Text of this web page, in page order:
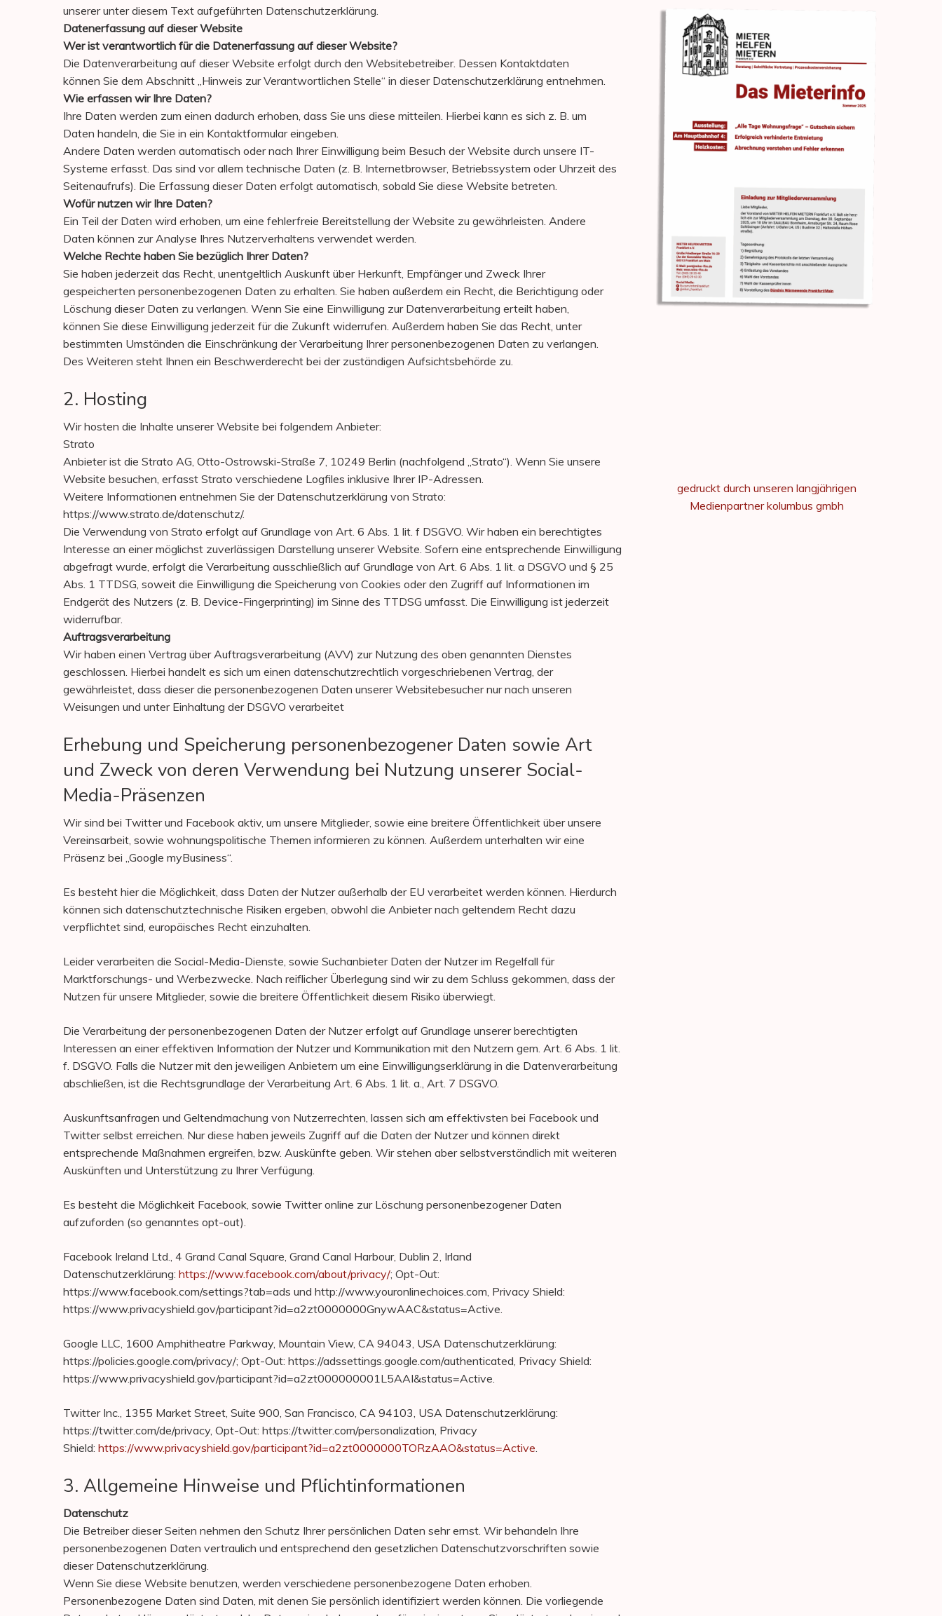
unserer unter diesem Text aufgeführten Datenschutzerklärung.
Datenerfassung auf dieser Website
Wer ist verantwortlich für die Datenerfassung auf dieser Website?
Die Datenverarbeitung auf dieser Website erfolgt durch den Websitebetreiber. Dessen Kontaktdaten
können Sie dem Abschnitt „Hinweis zur Verantwortlichen Stelle“ in dieser Datenschutzerklärung entnehmen.
Wie erfassen wir Ihre Daten?
Ihre Daten werden zum einen dadurch erhoben, dass Sie uns diese mitteilen. Hierbei kann es sich z. B. um
Daten handeln, die Sie in ein Kontaktformular eingeben.
Andere Daten werden automatisch oder nach Ihrer Einwilligung beim Besuch der Website durch unsere IT-
Systeme erfasst. Das sind vor allem technische Daten (z. B. Internetbrowser, Betriebssystem oder Uhrzeit des
Seitenaufrufs). Die Erfassung dieser Daten erfolgt automatisch, sobald Sie diese Website betreten.
Wofür nutzen wir Ihre Daten?
Ein Teil der Daten wird erhoben, um eine fehlerfreie Bereitstellung der Website zu gewährleisten. Andere
Daten können zur Analyse Ihres Nutzerverhaltens verwendet werden.
Welche Rechte haben Sie bezüglich Ihrer Daten?
Sie haben jederzeit das Recht, unentgeltlich Auskunft über Herkunft, Empfänger und Zweck Ihrer
gespeicherten personenbezogenen Daten zu erhalten. Sie haben außerdem ein Recht, die Berichtigung oder
Löschung dieser Daten zu verlangen. Wenn Sie eine Einwilligung zur Datenverarbeitung erteilt haben,
können Sie diese Einwilligung jederzeit für die Zukunft widerrufen. Außerdem haben Sie das Recht, unter
bestimmten Umständen die Einschränkung der Verarbeitung Ihrer personenbezogenen Daten zu verlangen.
Des Weiteren steht Ihnen ein Beschwerderecht bei der zuständigen Aufsichtsbehörde zu.
2. Hosting
Wir hosten die Inhalte unserer Website bei folgendem Anbieter:
Strato
Anbieter ist die Strato AG, Otto-Ostrowski-Straße 7, 10249 Berlin (nachfolgend „Strato“). Wenn Sie unsere
Website besuchen, erfasst Strato verschiedene Logfiles inklusive Ihrer IP-Adressen.
Weitere Informationen entnehmen Sie der Datenschutzerklärung von Strato:
https://www.strato.de/datenschutz/.
Die Verwendung von Strato erfolgt auf Grundlage von Art. 6 Abs. 1 lit. f DSGVO. Wir haben ein berechtigtes
Interesse an einer möglichst zuverlässigen Darstellung unserer Website. Sofern eine entsprechende Einwilligung
abgefragt wurde, erfolgt die Verarbeitung ausschließlich auf Grundlage von Art. 6 Abs. 1 lit. a DSGVO und § 25
Abs. 1 TTDSG, soweit die Einwilligung die Speicherung von Cookies oder den Zugriff auf Informationen im
Endgerät des Nutzers (z. B. Device-Fingerprinting) im Sinne des TTDSG umfasst. Die Einwilligung ist jederzeit
widerrufbar.
Auftragsverarbeitung
Wir haben einen Vertrag über Auftragsverarbeitung (AVV) zur Nutzung des oben genannten Dienstes
geschlossen. Hierbei handelt es sich um einen datenschutzrechtlich vorgeschriebenen Vertrag, der
gewährleistet, dass dieser die personenbezogenen Daten unserer Websitebesucher nur nach unseren
Weisungen und unter Einhaltung der DSGVO verarbeitet
Erhebung und Speicherung personenbezogener Daten sowie Art
und Zweck von deren Verwendung bei Nutzung unserer Social-
Media-Präsenzen
Wir sind bei Twitter und Facebook aktiv, um unsere Mitglieder, sowie eine breitere Öffentlichkeit über unsere
Vereinsarbeit, sowie wohnungspolitische Themen informieren zu können. Außerdem unterhalten wir eine
Präsenz bei „Google myBusiness“.
Es besteht hier die Möglichkeit, dass Daten der Nutzer außerhalb der EU verarbeitet werden können. Hierdurch
können sich datenschutztechnische Risiken ergeben, obwohl die Anbieter nach geltendem Recht dazu
verpflichtet sind, europäisches Recht einzuhalten.
Leider verarbeiten die Social-Media-Dienste, sowie Suchanbieter Daten der Nutzer im Regelfall für
Marktforschungs- und Werbezwecke. Nach reiflicher Überlegung sind wir zu dem Schluss gekommen, dass der
Nutzen für unsere Mitglieder, sowie die breitere Öffentlichkeit diesem Risiko überwiegt.
Die Verarbeitung der personenbezogenen Daten der Nutzer erfolgt auf Grundlage unserer berechtigten
Interessen an einer effektiven Information der Nutzer und Kommunikation mit den Nutzern gem. Art. 6 Abs. 1 lit.
f. DSGVO. Falls die Nutzer mit den jeweiligen Anbietern um eine Einwilligungserklärung in die Datenverarbeitung
abschließen, ist die Rechtsgrundlage der Verarbeitung Art. 6 Abs. 1 lit. a., Art. 7 DSGVO.
Auskunftsanfragen und Geltendmachung von Nutzerrechten, lassen sich am effektivsten bei Facebook und
Twitter selbst erreichen. Nur diese haben jeweils Zugriff auf die Daten der Nutzer und können direkt
entsprechende Maßnahmen ergreifen, bzw. Auskünfte geben. Wir stehen aber selbstverständlich mit weiteren
Auskünften und Unterstützung zu Ihrer Verfügung.
Es besteht die Möglichkeit Facebook, sowie Twitter online zur Löschung personenbezogener Daten
aufzuforden (so genanntes opt-out).
Facebook Ireland Ltd., 4 Grand Canal Square, Grand Canal Harbour, Dublin 2, Irland
Datenschutzerklärung: https://www.facebook.com/about/privacy/; Opt-Out:
https://www.facebook.com/settings?tab=ads und http://www.youronlinechoices.com, Privacy Shield:
https://www.privacyshield.gov/participant?id=a2zt0000000GnywAAC&status=Active.
Google LLC, 1600 Amphitheatre Parkway, Mountain View, CA 94043, USA Datenschutzerklärung:
https://policies.google.com/privacy/; Opt-Out: https://adssettings.google.com/authenticated, Privacy Shield:
https://www.privacyshield.gov/participant?id=a2zt000000001L5AAI&status=Active.
Twitter Inc., 1355 Market Street, Suite 900, San Francisco, CA 94103, USA Datenschutzerklärung:
https://twitter.com/de/privacy, Opt-Out: https://twitter.com/personalization, Privacy
Shield: https://www.privacyshield.gov/participant?id=a2zt0000000TORzAAO&status=Active.
3. Allgemeine Hinweise und Pflichtinformationen
Datenschutz
Die Betreiber dieser Seiten nehmen den Schutz Ihrer persönlichen Daten sehr ernst. Wir behandeln Ihre
personenbezogenen Daten vertraulich und entsprechend den gesetzlichen Datenschutzvorschriften sowie
dieser Datenschutzerklärung.
Wenn Sie diese Website benutzen, werden verschiedene personenbezogene Daten erhoben.
Personenbezogene Daten sind Daten, mit denen Sie persönlich identifiziert werden können. Die vorliegende
gedruckt durch unseren langjährigen
Medienpartner kolumbus gmbh